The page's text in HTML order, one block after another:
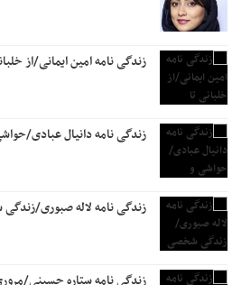
زندگی نامه امین ایمانی/از
زندگی نامه دانیال عبادی/
زندگی نامه لاله صبوری/